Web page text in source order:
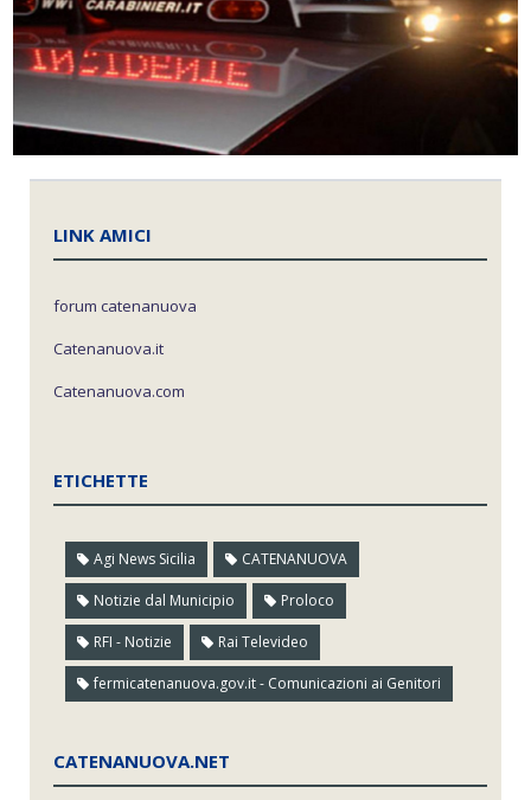
LINK AMICI
forum catenanuova
Catenanuova.it
Catenanuova.com
ETICHETTE
Agi News Sicilia CATENANUOVA
Notizie dal Municipio Proloco
RFI - Notizie Rai Televideo
fermicatenanuova.gov.it - Comunicazioni ai Genitori
CATENANUOVA.NET